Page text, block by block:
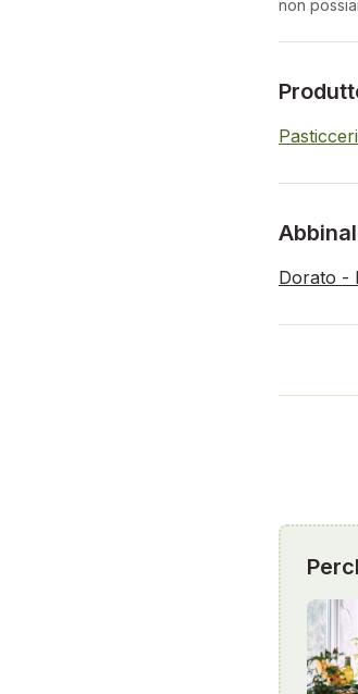
non
Dorato -